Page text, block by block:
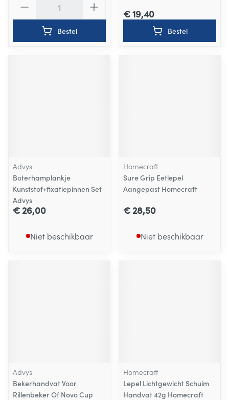
Bestel
€ 19,40
Bestel
Advys
Boterhamplankje
Kunststof+fixatiepinnen Set
Advys
€ 26,00
Niet beschikbaar
Homecraft
Sure Grip Eetlepel
Aangepast Homecraft
€ 28,50
Niet beschikbaar
Advys
Bekerhandvat Voor
Rillenbeker Of Novo Cup
Homecraft
Lepel Lichtgewicht Schuim
Handvat 42g Homecraft